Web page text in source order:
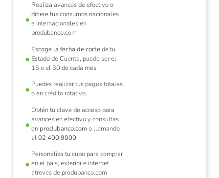
Realiza avances de efectivo o
difiere tus consumos nacionales
e internacionales en
produbanco.com
Escoge la fecha de cortede tu
Estado de Cuenta, puede ser el
15 o el 30 de cada mes.
Puedes realizar tus pagos totales
o en crédito rotativo.
Obtén tu clave de acceso para
avances en efectivo y consultas
en produbanco.como llamando
al02 400 9000
Personaliza tu cupo para comprar
en el pais, exterior e internet
atreves de produbanco.com